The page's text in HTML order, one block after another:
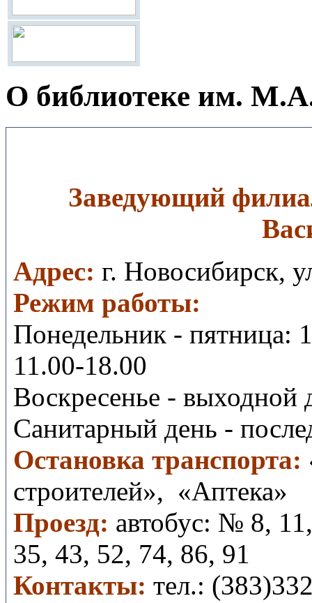
О библиотеке им.
Заведующий
Aдрес: г. Новосибирск,
Режим работы:
Понедельник - пятница:
11.00-18.00
Воскресенье - выходной
Санитарный день -
Остановка транспорта:
строителей», «Аптека»
Проезд: автобус: № 8,
35, 43, 52, 74, 86, 91
Контакты: тел.: (